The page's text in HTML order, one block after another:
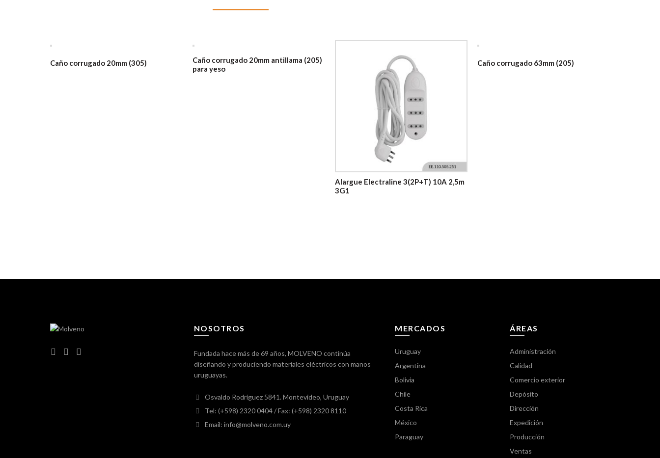
Caño corrugado 20mm (305)
Caño corrugado 20mm antillama (205)
para yeso
Alargue Electraline 3(2P+T) 10A 2,5m
3G1
Caño corrugado 63mm (205)
NOSOTROS
Fundada hace más de 69 años, MOLVENO continúa
diseñando y produciendo materiales eléctricos con manos
uruguayas.
Osvaldo Rodríguez 5841. Montevideo, Uruguay
Tel: (+598) 2320 0404/ Fax: (+598) 2320 8110
Email: info@molveno.com.uy
MERCADOS
Uruguay
Argentina
Bolivia
Chile
Costa Rica
México
Paraguay
ÁREAS
Administración
Calidad
Comercio exterior
Depósito
Dirección
Expedición
Producción
Ventas